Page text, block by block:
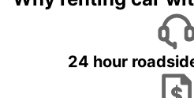
24 hour